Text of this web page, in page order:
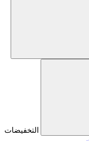
التخفيضات